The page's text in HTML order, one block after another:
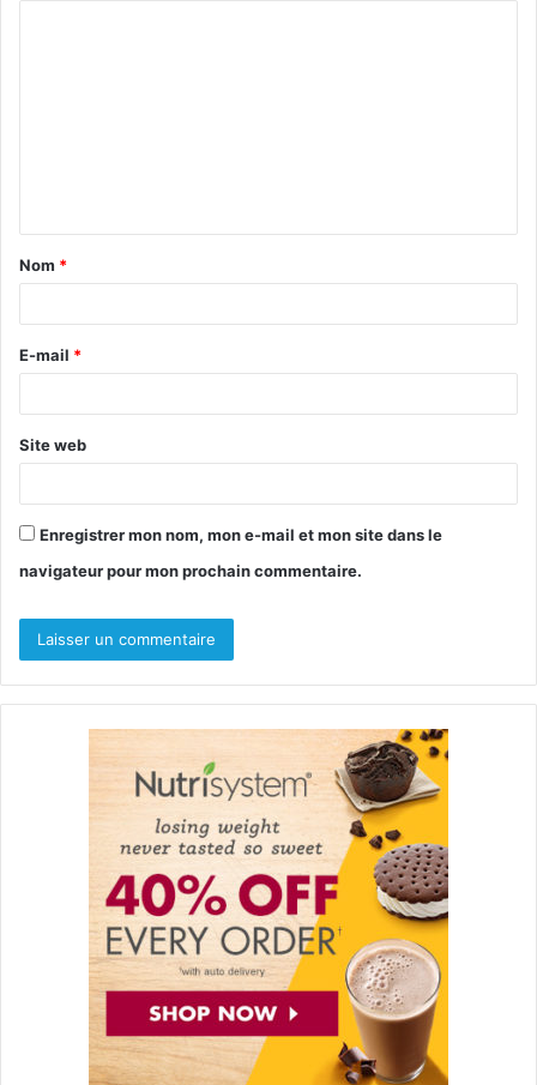
t
a
e
*
Nom *
E-mail *
Site web
Enregistrer mon nom, mon e-mail et mon site dans le
navigateur pour mon prochain commentaire.